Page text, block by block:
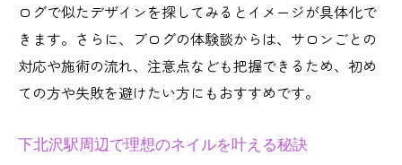
ログで似たデザインを探してみるとイメージが具体化で
きます。さらに、ブログの体験談からは、サロンごとの
対応や施術の流れ、注意点なども把握できるため、初め
ての方や失敗を避けたい方にもおすすめです。
下北沢駅周辺で理想のネイルを叶える秘訣